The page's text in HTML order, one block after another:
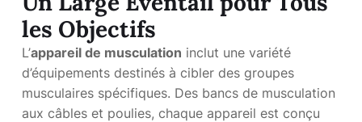
les Objectifs
L’appareil de musculation inclut une variété
d’équipements destinés à cibler des groupes
musculaires spécifiques. Des bancs de musculation
aux câbles et poulies, chaque appareil est conçu